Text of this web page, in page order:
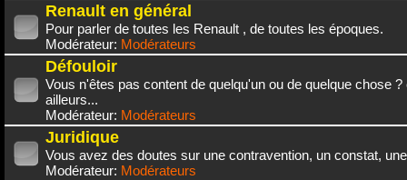
Renault en général
Pour parler de toutes les Renault , de toutes les époques.
Modérateur: Modérateurs
Défouloir
Vous n'êtes pas content de quelqu'un ou de quelque chose
ailleurs...
Modérateur: Modérateurs
Juridique
Vous avez des doutes sur une contravention, un constat,
Modérateur: Modérateurs